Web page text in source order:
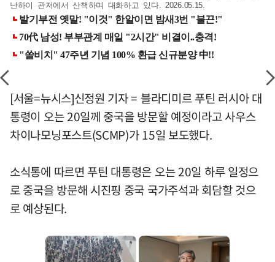
난하이 관저에서 산책하며 대화하고 있다. 2026.05.15.
[서울=뉴시스]신정원 기자 = 블라디미르 푸틴 러시아 대
통령이 오는 20일께 중국을 방문할 예정이라고 사우스
차이나모닝포스트(SCMP)가 15일 보도했다.
소식통에 따르면 푸틴 대통령은 오는 20일 하루 일정으
로 중국을 방문해 시진핑 중국 국가주석과 회담할 것으
로 예상된다.